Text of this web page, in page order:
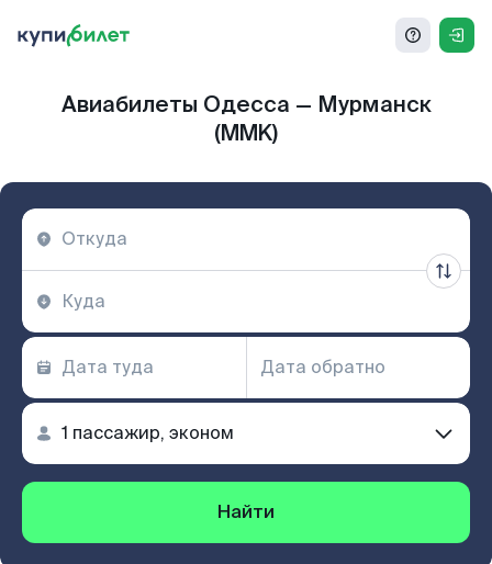
Авиабилеты Одесса — Мурманск
(MMK)
Найти